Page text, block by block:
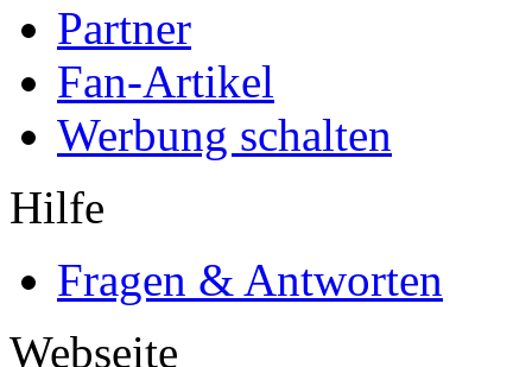
Partner
Fan-Artikel
Werbung schalten
Hilfe
Fragen & Antworten
Webseite